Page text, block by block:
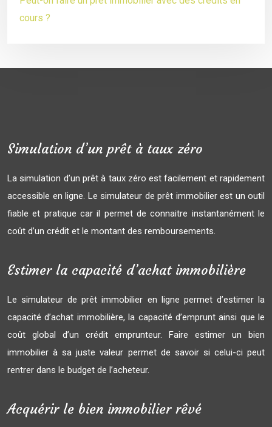
cours ?
Simulation d’un prêt à taux zéro
La simulation d’un prêt à taux zéro est facilement et rapidement
accessible en ligne. Le simulateur de prêt immobilier est un outil
fiable et pratique car il permet de connaitre instantanément le
coût d’un crédit et le montant des remboursements.
Estimer la capacité d’achat immobilière
Le simulateur de prêt immobilier en ligne permet d’estimer la
capacité d’achat immobilière, la capacité d’emprunt ainsi que le
coût global d’un crédit emprunteur. Faire estimer un bien
immobilier à sa juste valeur permet de savoir si celui-ci peut
rentrer dans le budget de l’acheteur.
Acquérir le bien immobilier rêvé